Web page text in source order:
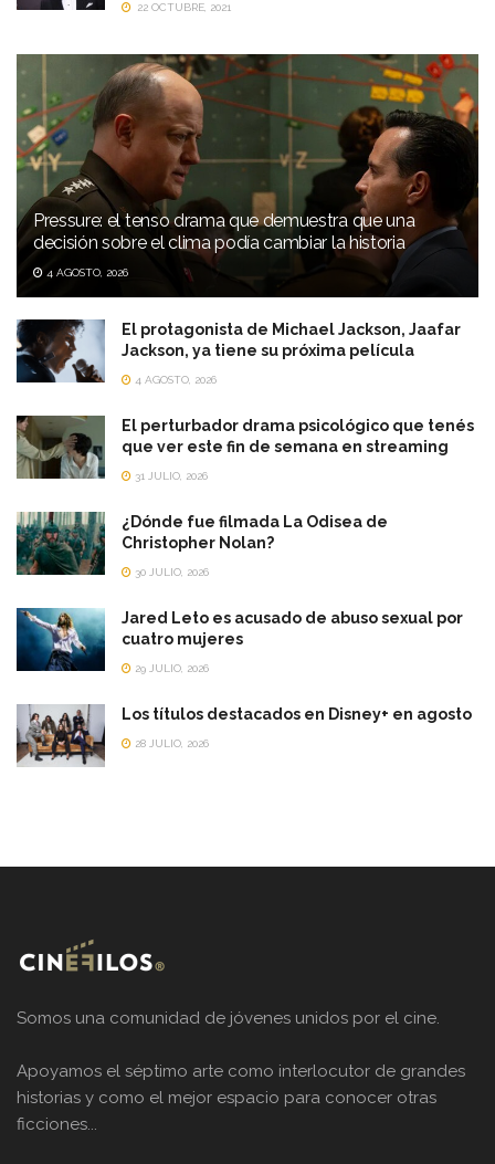
22 OCTUBRE, 2021
Pressure: el tenso drama que demuestra que una
decisión sobre el clima podía cambiar la historia
4 AGOSTO, 2026
El protagonista de Michael Jackson, Jaafar
Jackson, ya tiene su próxima película
4 AGOSTO, 2026
El perturbador drama psicológico que tenés
que ver este fin de semana en streaming
31 JULIO, 2026
¿Dónde fue filmada La Odisea de
Christopher Nolan?
30 JULIO, 2026
Jared Leto es acusado de abuso sexual por
cuatro mujeres
29 JULIO, 2026
Los títulos destacados en Disney+ en agosto
28 JULIO, 2026
Somos una comunidad de jóvenes unidos por el cine.
Apoyamos el séptimo arte como interlocutor de grandes
historias y como el mejor espacio para conocer otras
ficciones...